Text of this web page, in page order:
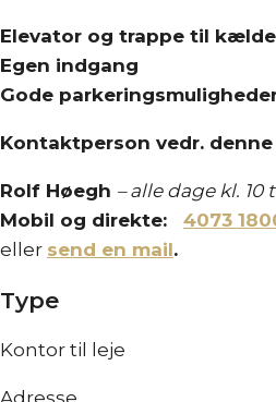
Elevator og trappe til
Egen indgang
Gode
Kontaktperson vedr.
Rolf Høegh – alle dage kl. 10
Mobil og direkte: 4073
eller send en mail.
Type
Kontor til leje
Adresse